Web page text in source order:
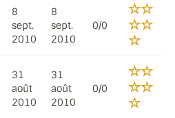
8
sept.
2010
8
sept.
2010
0/0
31
août
2010
31
août
2010
0/0